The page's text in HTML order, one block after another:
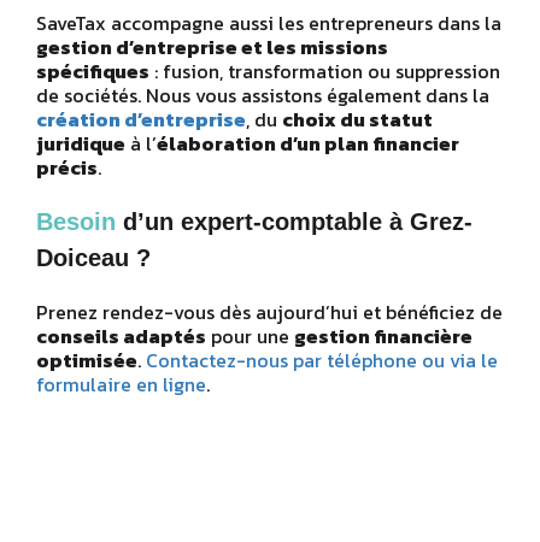
SaveTax accompagne aussi les entrepreneurs dans la
gestion d’entreprise et les missions
spécifiques : fusion, transformation ou suppression
de sociétés. Nous vous assistons également dans la
création d’entreprise, du choix du statut
juridique à l’élaboration d’un plan financier
précis.
Besoin d’un expert-comptable à Grez-
Doiceau ?
Prenez rendez-vous dès aujourd’hui et bénéficiez de
conseils adaptés pour une gestion financière
optimisée. Contactez-nous par téléphone ou via le
formulaire en ligne.